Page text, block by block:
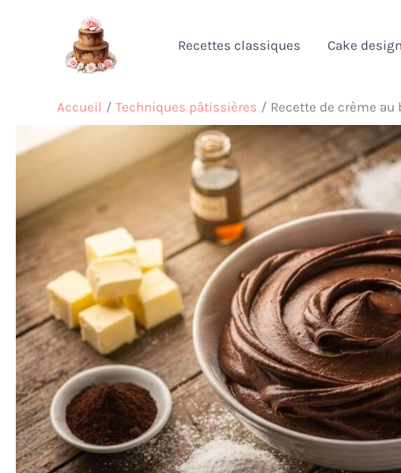
Recettes classiques Cake design
Accueil Techniques pâtissières Recette de crème